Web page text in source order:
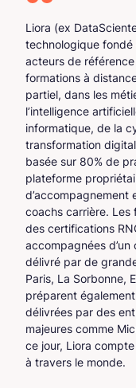
Liora (ex
technologique fondé
acteurs de
formations à
partiel, dans les
l’intelligence
informatique, de la
transformation
basée sur 80% de
plateforme
d’accompagnement
coachs carrière.
des certifications
accompagnées
délivré par de
Paris, La Sorbonne,
préparent
délivrées par des
majeures comme
ce jour, Liora
à travers le monde.